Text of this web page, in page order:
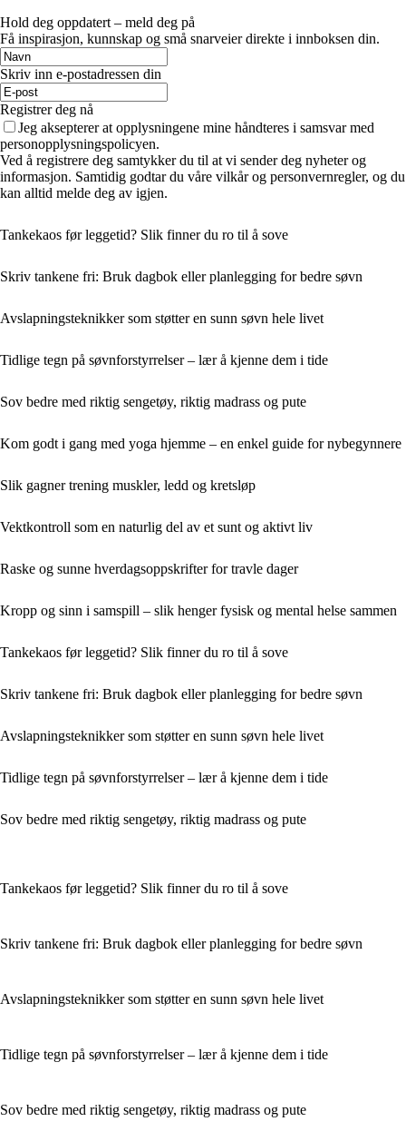
Hold deg oppdatert – meld deg på
Få inspirasjon, kunnskap og små snarveier direkte i innboksen din.
Skriv inn e-postadressen din
Registrer deg nå
Jeg aksepterer at opplysningene mine håndteres i samsvar med
personopplysningspolicyen.
Ved å registrere deg samtykker du til at vi sender deg nyheter og
informasjon. Samtidig godtar du våre vilkår og personvernregler, og du
kan alltid melde deg av igjen.
Tankekaos før leggetid? Slik finner du ro til å sove
Skriv tankene fri: Bruk dagbok eller planlegging for bedre søvn
Avslapningsteknikker som støtter en sunn søvn hele livet
Tidlige tegn på søvnforstyrrelser – lær å kjenne dem i tide
Sov bedre med riktig sengetøy, riktig madrass og pute
Kom godt i gang med yoga hjemme – en enkel guide for nybegynnere
Slik gagner trening muskler, ledd og kretsløp
Vektkontroll som en naturlig del av et sunt og aktivt liv
Raske og sunne hverdagsoppskrifter for travle dager
Kropp og sinn i samspill – slik henger fysisk og mental helse sammen
Tankekaos før leggetid? Slik finner du ro til å sove
Skriv tankene fri: Bruk dagbok eller planlegging for bedre søvn
Avslapningsteknikker som støtter en sunn søvn hele livet
Tidlige tegn på søvnforstyrrelser – lær å kjenne dem i tide
Sov bedre med riktig sengetøy, riktig madrass og pute
Tankekaos før leggetid? Slik finner du ro til å sove
Skriv tankene fri: Bruk dagbok eller planlegging for bedre søvn
Avslapningsteknikker som støtter en sunn søvn hele livet
Tidlige tegn på søvnforstyrrelser – lær å kjenne dem i tide
Sov bedre med riktig sengetøy, riktig madrass og pute